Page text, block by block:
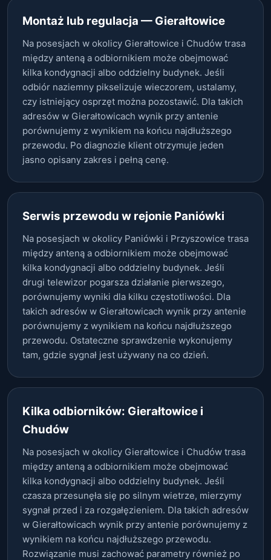
Montaż lub regulacja — Gierałtowice
Na posesjach w okolicy Gierałtowice i Chudów trasa
między anteną a odbiornikiem może obejmować
kilka kondygnacji albo oddzielny budynek. Jeśli
odbiór naziemny pikselizuje wieczorem, ustalamy,
czy istniejący osprzęt można pozostawić. Dla takich
adresów w Gierałtowicach wynik przy antenie
porównujemy z wynikiem na końcu najdłuższego
przewodu. Po diagnozie klient otrzymuje jeden
jasno opisany zakres i pełną cenę.
Serwis przewodu w rejonie Paniówki
Na posesjach w okolicy Paniówki i Przyszowice trasa
między anteną a odbiornikiem może obejmować
kilka kondygnacji albo oddzielny budynek. Jeśli
drugi telewizor pogarsza działanie pierwszego,
porównujemy wyniki dla kilku częstotliwości. Dla
takich adresów w Gierałtowicach wynik przy antenie
porównujemy z wynikiem na końcu najdłuższego
przewodu. Ostateczne sprawdzenie wykonujemy
tam, gdzie sygnał jest używany na co dzień.
Kilka odbiorników: Gierałtowice i
Chudów
Na posesjach w okolicy Gierałtowice i Chudów trasa
między anteną a odbiornikiem może obejmować
kilka kondygnacji albo oddzielny budynek. Jeśli
czasza przesunęła się po silnym wietrze, mierzymy
sygnał przed i za rozgałęzieniem. Dla takich adresów
w Gierałtowicach wynik przy antenie porównujemy z
wynikiem na końcu najdłuższego przewodu.
Rozwiązanie musi zachować parametry również po